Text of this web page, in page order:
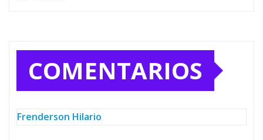
COMENTARIOS
Frenderson Hilario